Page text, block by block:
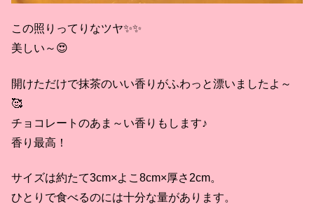
この照りってりなツヤ✨✨
美しい～😍
開けただけで抹茶のいい香りがふわっと漂いましたよ～
🥰
チョコレートのあま～い香りもします♪
香り最高！
サイズは約たて3cm×よこ8cm×厚さ2cm。
ひとりで食べるのには十分な量があります。